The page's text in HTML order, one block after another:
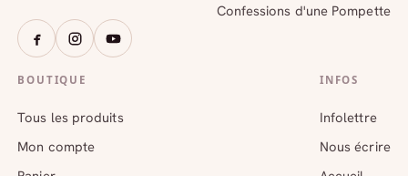
Confessions d'une Pompette
BOUTIQUE
Tous les produits
Mon compte
INFOS
Infolettre
Nous écrire